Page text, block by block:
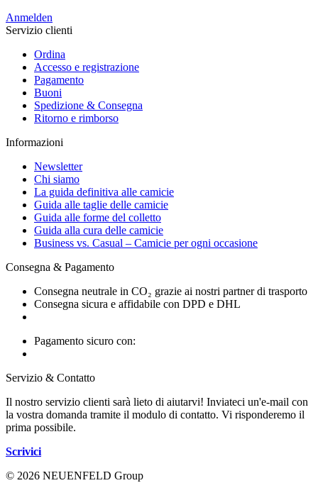
Anmelden
Servizio clienti
Ordina
Accesso e registrazione
Pagamento
Buoni
Spedizione & Consegna
Ritorno e rimborso
Informazioni
Newsletter
Chi siamo
La guida definitiva alle camicie
Guida alle taglie delle camicie
Guida alle forme del colletto
Guida alla cura delle camicie
Business vs. Casual – Camicie per ogni occasione
Consegna & Pagamento
Consegna neutrale in CO₂ grazie ai nostri partner di trasporto
Consegna sicura e affidabile con DPD e DHL
Pagamento sicuro con:
Servizio & Contatto
Il nostro servizio clienti sarà lieto di aiutarvi! Inviateci un'e-mail con
la vostra domanda tramite il modulo di contatto. Vi risponderemo il
prima possibile.
Scrivici
© 2026 NEUENFELD Group